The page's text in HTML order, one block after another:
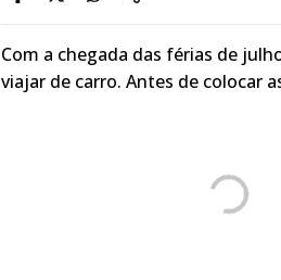
Com a chegada das férias de
viajar de carro. Antes de colocar